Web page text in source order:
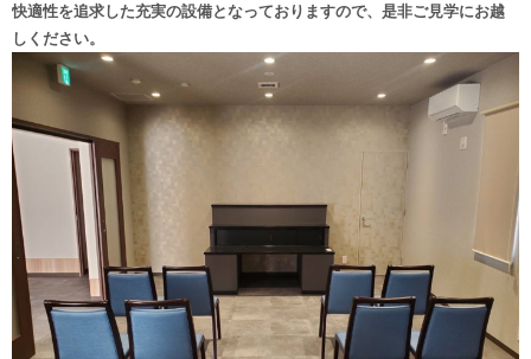
快適性を追求した充実の設備となっておりますので、是非ご見学にお越
しください。